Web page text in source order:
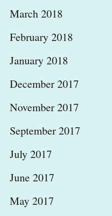
March 2018
February 2018
January 2018
December 2017
November 2017
September 2017
July 2017
June 2017
May 2017